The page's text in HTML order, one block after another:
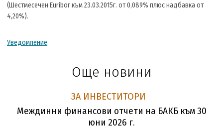
(Шестмесечен Euribor към 23.03.2015г. от 0,089% плюс надбавка от
4,20%).
Уведомление
Още новини
ЗА ИНВЕСТИТОРИ
Междинни финансови отчети на БАКБ към 30
юни 2026 г.